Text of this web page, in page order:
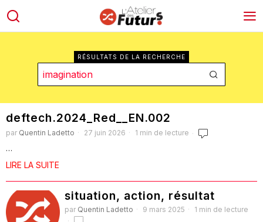
RÉSULTATS DE LA RECHERCHE
deftech.2024_Red__EN.002
par Quentin Ladetto 27 juin 2026 1 min de lecture
…
LIRE LA SUITE
situation, action, résultat
par Quentin Ladetto 9 mars 2025 1 min de lecture